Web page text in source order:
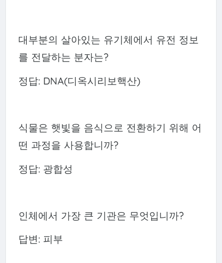
대부분의 살아있는 유기체에서 유전 정보
를 전달하는 분자는?
정답: DNA(디옥시리보핵산)
식물은 햇빛을 음식으로 전환하기 위해 어
떤 과정을 사용합니까?
정답: 광합성
인체에서 가장 큰 기관은 무엇입니까?
답변: 피부